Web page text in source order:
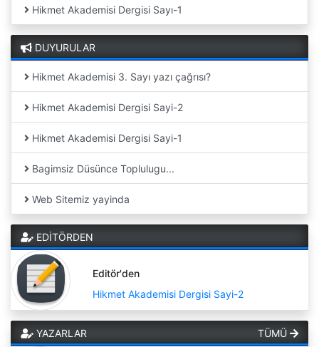
Hikmet Akademisi Dergisi Sayı-1
DUYURULAR
Hikmet Akademisi 3. Sayı yazı çağrısı?
Hikmet Akademisi Dergisi Sayi-2
Hikmet Akademisi Dergisi Sayi-1
Bagimsiz Düsünce Toplulugu...
Web Sitemiz yayinda
EDİTÖRDEN
Editör'den
Hikmet Akademisi Dergisi Sayi-2
YAZARLAR TÜMÜ